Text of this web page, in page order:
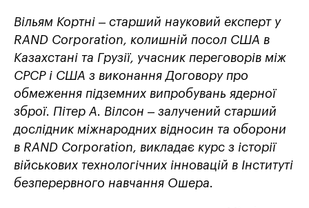
Вільям Кортні – старший науковий експерт у
RAND Corporation, колишній посол США в
Казахстані та Грузії, учасник переговорів між
СРСР і США з виконання Договору про
обмеження підземних випробувань ядерної
зброї. Пітер А. Вілсон – залучений старший
дослідник міжнародних відносин та оборони
в RAND Corporation, викладає курс з історії
військових технологічних інновацій в Інституті
безперервного навчання Ошера.